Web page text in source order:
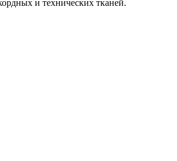
и технических тканей.